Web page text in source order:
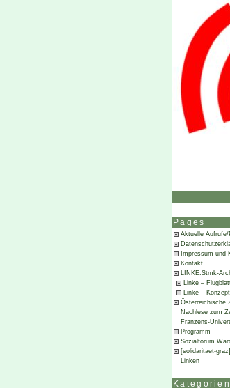
Pages
Aktuelle Aufrufe/
Impressum und
Kontakt
LINKE.Stmk-
Linke –
Linke –
Österreichische
Nachlese zum
Franzens-
Programm
Sozialforum
[solidaritaet-
Linken
Kategorien